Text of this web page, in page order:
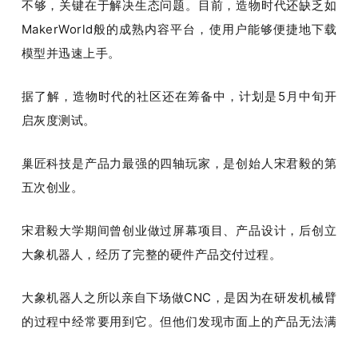
不够，关键在于解决生态问题。目前，造物时代还缺乏如
MakerWorld般的成熟内容平台，使用户能够便捷地下载
模型并迅速上手。
据了解，造物时代的社区还在筹备中，计划是5月中旬开
启灰度测试。
巢匠科技是产品力最强的四轴玩家，是创始人宋君毅的第
五次创业。
宋君毅大学期间曾创业做过屏幕项目、产品设计，后创立
大象机器人，经历了完整的硬件产品交付过程。
大象机器人之所以亲自下场做CNC，是因为在研发机械臂
的过程中经常要用到它。但他们发现市面上的产品无法满